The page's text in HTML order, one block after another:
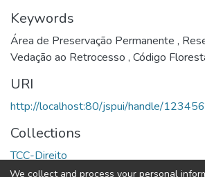
Keywords
Área de Preservação Permanente ,
Vedação ao Retrocesso , Código
URI
http://localhost:80/jspui/handle/
Collections
TCC-Direito
We collect and process your personal